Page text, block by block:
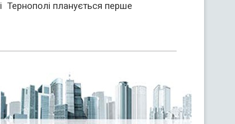
Тернополі планується перше